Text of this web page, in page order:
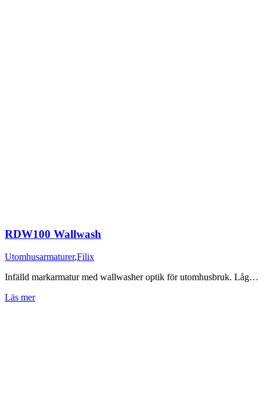
RDW100 Wallwash
Utomhusarmaturer,Filix
Infälld markarmatur med wallwasher optik för utomhusbruk. Låg…
Läs mer